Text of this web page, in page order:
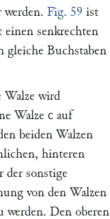
Fig. 59 ist
einen senkrechten
gleiche Buchstaben
Walze wird
Walze c auf
beiden Walzen
hinteren
der sonstige
von den Walzen
werden. Den oberen